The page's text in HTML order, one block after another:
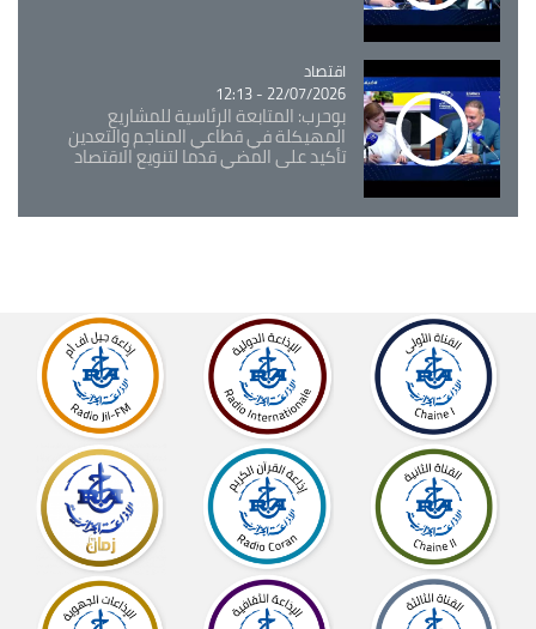
Catégorie
اقتصاد
22/07/2026 - 12:13
بوحرب: المتابعة الرئاسية للمشاريع
المهيكلة في قطاعي المناجم والتعدين
تأكيد على المضي قدما لتنويع الاقتصاد